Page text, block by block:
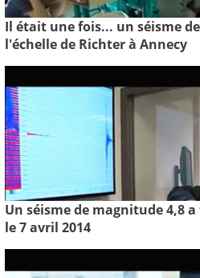
Il était une fois... un séisme
l'échelle de Richter à Annecy
Un séisme de magnitude 4,8
le 7 avril 2014